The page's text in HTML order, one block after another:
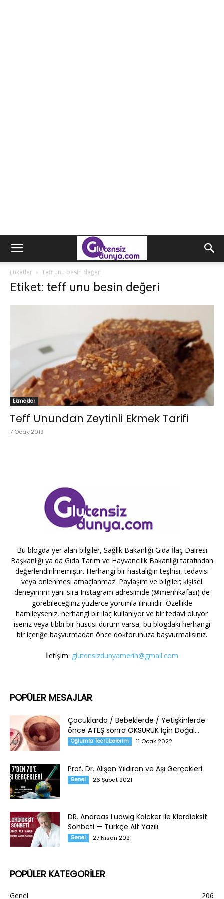
Etiketler Teff unu besin değeri
Etiket: teff unu besin değeri
Ekmekler
Teff Unundan Zeytinli Ekmek Tarifi
7 Ocak 2019
Bu blogda yer alan bilgiler, Sağlık Bakanlığı Gıda İlaç Dairesi
Başkanlığı ya da Gıda Tarım ve Hayvancılık Bakanlığı tarafından
değerlendirilmemiştir. Herhangi bir hastalığın teşhisi, tedavisi
veya önlenmesi amaçlanmaz. Paylaşım ve bilgiler; kişisel
deneyimim yanı sıra Instagram adresimde (@merihkafasi) de
görebileceğiniz yüzlerce yorumla ilintilidir. Özellikle
hamileyseniz, herhangi bir ilaç kullanıyor ve bir tedavi oluyor
iseniz veya tıbbi bir hususi durum varsa, bu blogdaki herhangi
bir içeriğe başvurmadan önce doktorunuza başvurmalısınız.
İletişim: glutensizdunyamerih@gmail.com
POPÜLER MESAJLAR
Çocuklarda / Bebeklerde / Yetişkinlerde
önce ATEŞ sonra ÖKSÜRÜK İçin Doğal...
Oğlumla Tecrübelerim 11 Ocak 2022
Prof. Dr. Alişan Yıldıran ve Aşı Gerçekleri
Genel 26 Şubat 2021
DR. Andreas Ludwig Kalcker ile Klordioksit
Sohbeti — Türkçe Alt Yazılı
Genel 27 Nisan 2021
POPÜLER KATEGORİLER
Genel 206